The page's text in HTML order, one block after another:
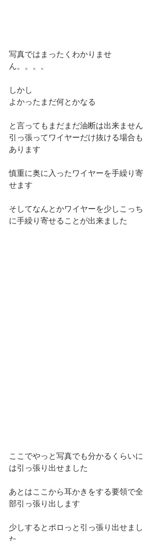
写真ではまったくわかりませ
ん。。。。
しかし
よかったまだ何とかなる
と言ってもまだまだ油断は出来ません
引っ張ってワイヤーだけ抜ける場合も
あります
慎重に奥に入ったワイヤーを手繰り寄
せます
そしてなんとかワイヤーを少しこっち
に手繰り寄せることが出来ました
ここでやっと写真でも分かるくらいに
は引っ張り出せました
あとはここから耳かきをする要領で全
部引っ張り出します
少しするとポロっと引っ張り出せまし
た